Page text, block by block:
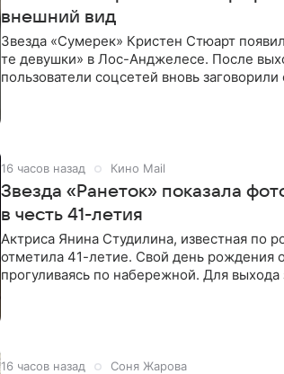
внешний вид
Звезда «Сумерек» Кристен Стюарт
те девушки» в Лос-Анджелесе. После
пользователи соцсетей вновь
16 часов назад Кино Mail
Звезда «Ранеток» показала
в честь 41-летия
Актриса Янина Студилина, известная по
отметила 41-летие. Свой день рождения
прогуливаясь по набережной. Для
16 часов назад Соня Жарова